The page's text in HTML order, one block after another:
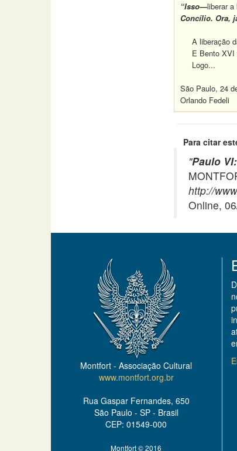
“Isso—liberar
Concílio. Ora,
A liberação
E Bento XVI
Logo...
São Paulo, 24
Orlando Fedeli
Para citar
"Paulo
http://
Online,
Montfort - Associação Cultural
www.montfort.org.br
Rua Gaspar Fernandes, 650
São Paulo - SP - Brasil
CEP: 01549-000
Montfort © 2016